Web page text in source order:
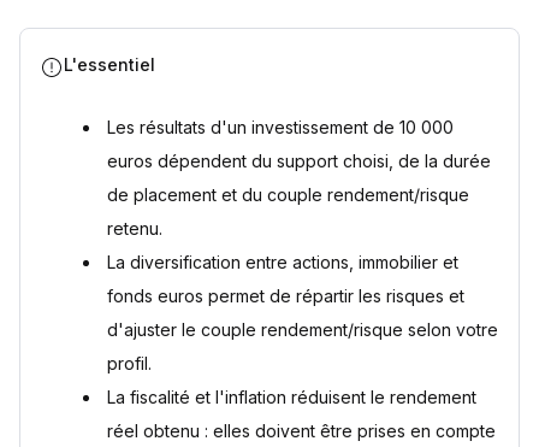
aux intérêts composés ?
L'essentiel
Les résultats d'un investissement de 10 000
euros dépendent du support choisi, de la durée
de placement et du couple rendement/risque
retenu.
La diversification entre actions, immobilier et
fonds euros permet de répartir les risques et
d'ajuster le couple rendement/risque selon votre
profil.
La fiscalité et l'inflation réduisent le rendement
réel obtenu : elles doivent être prises en compte